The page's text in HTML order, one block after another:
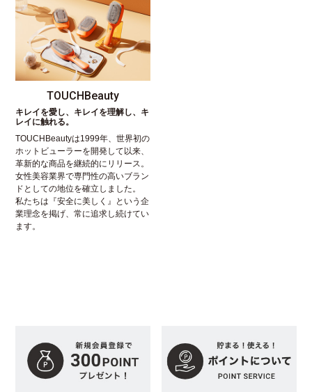
TOUCHBeauty
キレイを愛し、キレイを理解し、キ
レイに触れる。
TOUCHBeautyは1999年、世界初の
ホットビューラーを開発して以来、
革新的な商品を継続的にリリース。
女性美容業界で専門性の高いブラン
ドとしての地位を確立しました。
私たちは『安全に美しく』という企
業理念を掲げ、常に追求し続けてい
ます。